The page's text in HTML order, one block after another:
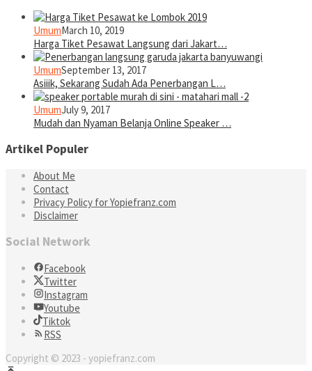
UmumMarch 10, 2019
Harga Tiket Pesawat Langsung dari Jakart…
UmumSeptember 13, 2017
Asiiik, Sekarang Sudah Ada Penerbangan L…
UmumJuly 9, 2017
Mudah dan Nyaman Belanja Online Speaker …
Artikel Populer
About Me
Contact
Privacy Policy for Yopiefranz.com
Disclaimer
Social Network
Facebook
Twitter
Instagram
Youtube
Tiktok
RSS
Copyright © 2023 - yopiefranz.com